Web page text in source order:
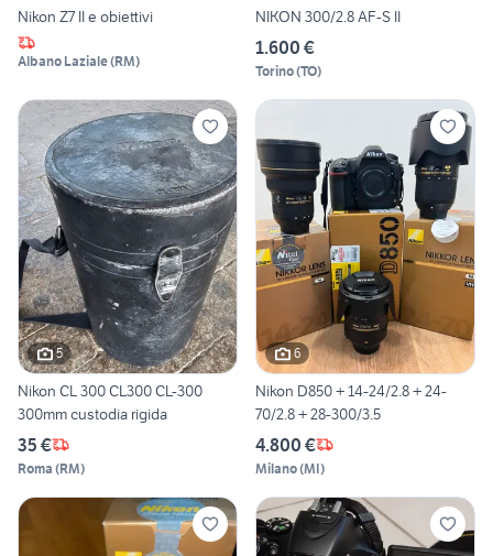
Nikon Z7 II e obiettivi
Albano Laziale(RM)
NIKON 300/2.8 AF-S II
1.600 €
Torino(TO)
5
Nikon CL 300 CL300 CL-300
300mm custodia rigida
35 €
Roma (RM)
6
Nikon D850 + 14-24/2.8 + 24-
70/2.8 + 28-300/3.5
4.800 €
Milano(MI)